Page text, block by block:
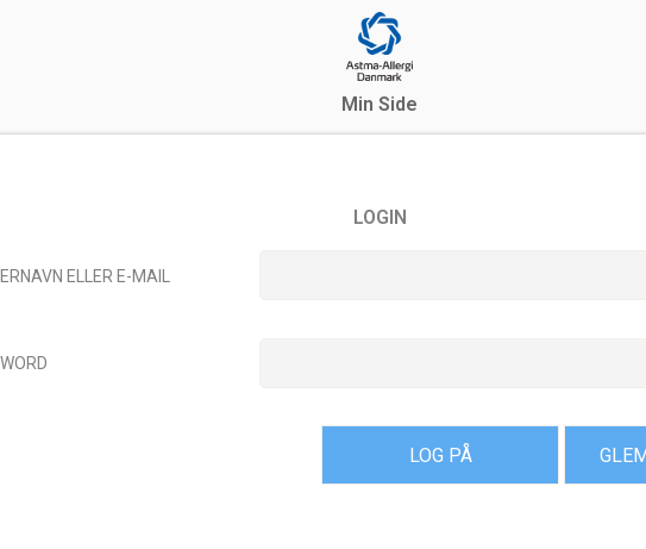
Min Side
LOGIN
ELLER E-MAIL